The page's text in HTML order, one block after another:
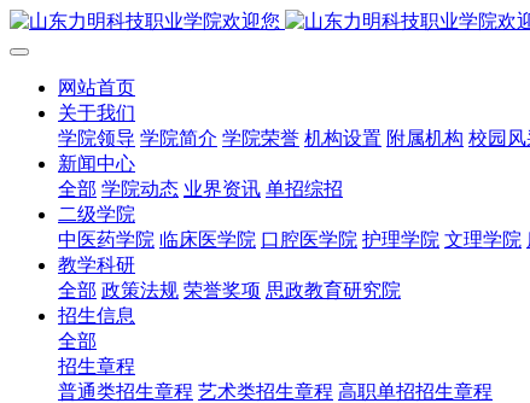
网站首页
关于我们
学院领导 学院简介 学院荣誉 机构设置 附属机构 校园风
新闻中心
全部 学院动态 业界资讯 单招综招
二级学院
中医药学院 临床医学院 口腔医学院 护理学院 文理学院
教学科研
全部 政策法规 荣誉奖项 思政教育研究院
招生信息
全部
招生章程
普通类招生章程 艺术类招生章程 高职单招招生章程